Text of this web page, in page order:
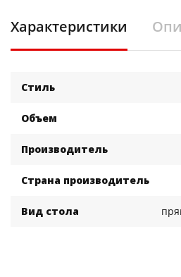
Характеристики
Стиль
Объем
Производитель
Страна производитель
Вид стола